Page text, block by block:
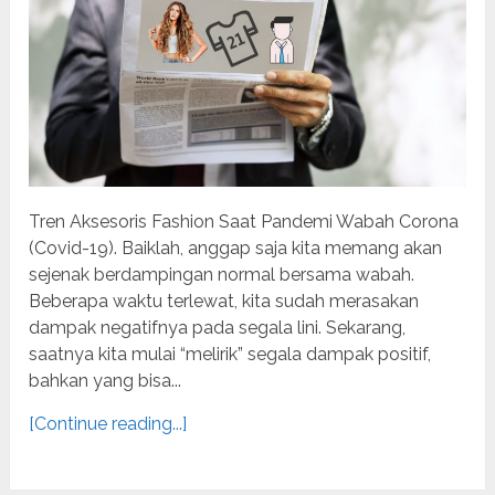
Tren Aksesoris Fashion Saat Pandemi Wabah Corona
(Covid-19). Baiklah, anggap saja kita memang akan
sejenak berdampingan normal bersama wabah.
Beberapa waktu terlewat, kita sudah merasakan
dampak negatifnya pada segala lini. Sekarang,
saatnya kita mulai “melirik” segala dampak positif,
bahkan yang bisa...
[Continue reading...]